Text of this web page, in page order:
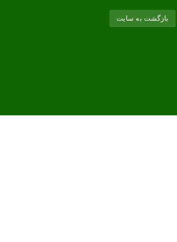
بازگشت به سایت